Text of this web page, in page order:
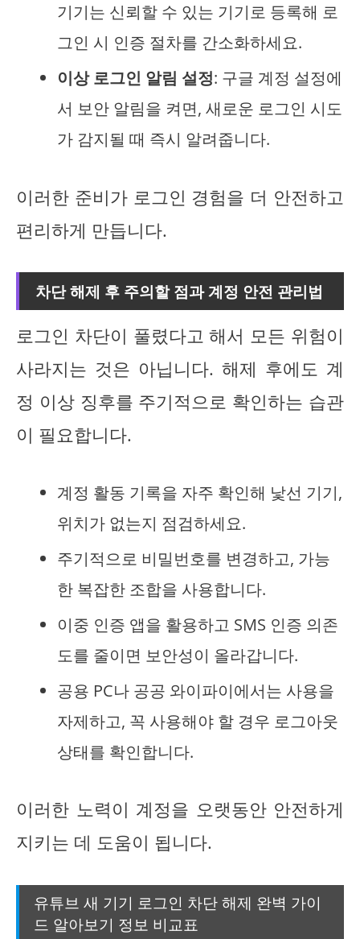
기기는 신뢰할 수 있는 기기로 등록해 로
그인 시 인증 절차를 간소화하세요.
이상 로그인 알림 설정: 구글 계정 설정에
서 보안 알림을 켜면, 새로운 로그인 시도
가 감지될 때 즉시 알려줍니다.
이러한 준비가 로그인 경험을 더 안전하고
편리하게 만듭니다.
차단 해제 후 주의할 점과 계정 안전 관리법
로그인 차단이 풀렸다고 해서 모든 위험이
사라지는 것은 아닙니다. 해제 후에도 계
정 이상 징후를 주기적으로 확인하는 습관
이 필요합니다.
계정 활동 기록을 자주 확인해 낯선 기기,
위치가 없는지 점검하세요.
주기적으로 비밀번호를 변경하고, 가능
한 복잡한 조합을 사용합니다.
이중 인증 앱을 활용하고 SMS 인증 의존
도를 줄이면 보안성이 올라갑니다.
공용 PC나 공공 와이파이에서는 사용을
자제하고, 꼭 사용해야 할 경우 로그아웃
상태를 확인합니다.
이러한 노력이 계정을 오랫동안 안전하게
지키는 데 도움이 됩니다.
유튜브 새 기기 로그인 차단 해제 완벽 가이
드 알아보기 정보 비교표